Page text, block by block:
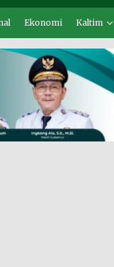
Ekonomi Kaltim